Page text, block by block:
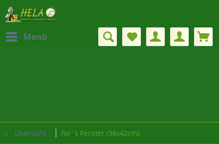
Menü
Übersicht für´s Fenster (38x42cm)